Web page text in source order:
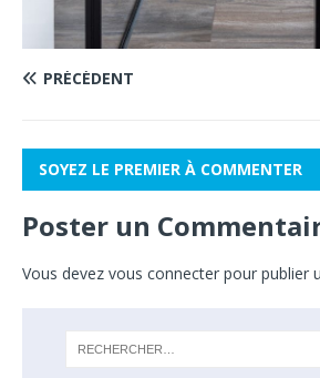
PRÉCÉDENT
SOYEZ LE PREMIER À COMMENTER
Poster un
Vous devez vous connecter pour publier